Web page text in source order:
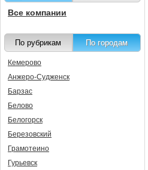
Все компании
По рубрикам По городам
Кемерово
Анжеро-Судженск
Барзас
Белово
Белогорск
Березовский
Грамотеино
Гурьевск